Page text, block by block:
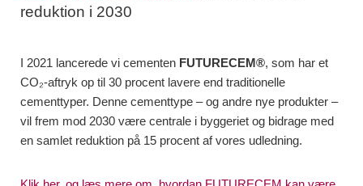
reduktion i 2030
I 2021 lancerede vi cementen FUTURECEM®, som har et
CO₂-aftryk op til 30 procent lavere end traditionelle
cementtyper. Denne cementtype – og andre nye produkter –
vil frem mod 2030 være centrale i byggeriet og bidrage med
en samlet reduktion på 15 procent af vores udledning.